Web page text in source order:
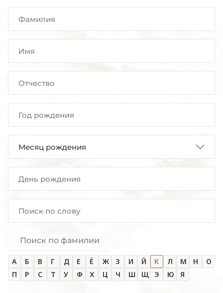
Поиск по фамилии
А Б В Г Д Е Ё Ж З И Й К Л М Н
О
П
Р С Т У Ф Х Ц Ч Ш Щ Э Ю Я